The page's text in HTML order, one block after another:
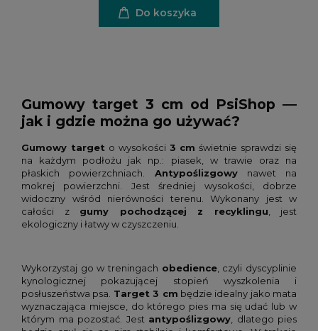
Do koszyka
Gumowy target 3 cm od PsiShop —
jak i gdzie można go używać?
Gumowy targeto wysokości 3 cm świetnie sprawdzi się
na każdym podłożu jak np.: piasek, w trawie oraz na
płaskich powierzchniach. Antypoślizgowynawet na
mokrej powierzchni. Jest średniej wysokości, dobrze
widoczny wśród nierówności terenu. Wykonany jest w
całości z gumy pochodzącej z recyklingu, jest
ekologiczny i łatwy w czyszczeniu.
Wykorzystaj go w treningach obedience, czyli dyscyplinie
kynologicznej pokazującej stopień wyszkolenia i
posłuszeństwa psa. Target 3 cm będzie idealny jako mata
wyznaczająca miejsce, do którego pies ma się udać lub w
którym ma pozostać. Jest antypoślizgowy, dlatego pies